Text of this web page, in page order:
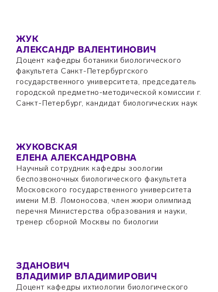
ЖУК
АЛЕКСАНДР ВАЛЕНТИНОВИЧ
Доцент кафедры ботаники биологического
факультета Санкт-Петербургского
государственного университета, председатель
городской предметно-методической комиссии г.
Санкт-Петербург, кандидат биологических наук
ЖУКОВСКАЯ
ЕЛЕНА АЛЕКСАНДРОВНА
Научный сотрудник кафедры зоологии
беспозвоночных биологического факультета
Московского государственного университета
имени М.В. Ломоносова, член жюри олимпиад
перечня Министерства образования и науки,
тренер сборной Москвы по биологии
ЗДАНОВИЧ
ВЛАДИМИР ВЛАДИМИРОВИЧ
Доцент кафедры ихтиологии биологического